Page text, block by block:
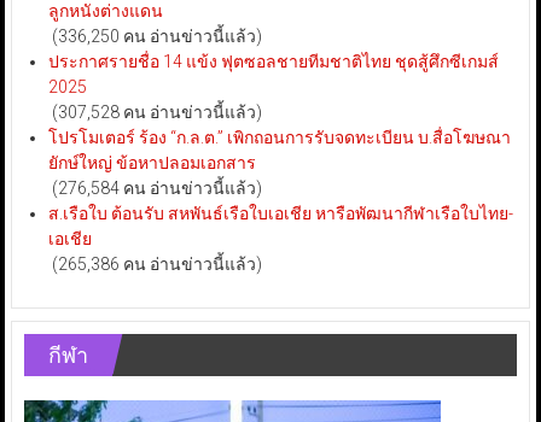
ลูกหนังต่างแดน
(336,250 คน อ่านข่าวนี้แล้ว)
ประกาศรายชื่อ 14 แข้ง ฟุตซอลชายทีมชาติไทย ชุดสู้ศึกซีเกมส์
2025
(307,528 คน อ่านข่าวนี้แล้ว)
โปรโมเตอร์ ร้อง “ก.ล.ต.” เพิกถอนการรับจดทะเบียน บ.สื่อโฆษณา
ยักษ์ใหญ่ ข้อหาปลอมเอกสาร
(276,584 คน อ่านข่าวนี้แล้ว)
ส.เรือใบ ต้อนรับ สหพันธ์เรือใบเอเชีย หารือพัฒนากีฬาเรือใบไทย-
เอเชีย
(265,386 คน อ่านข่าวนี้แล้ว)
กีฬา